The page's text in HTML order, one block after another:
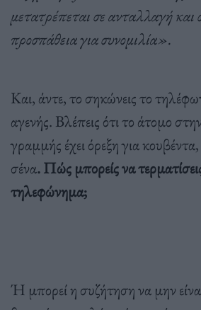
μετατρέπεται σε ανταλλαγή και
προσπάθεια για συνομιλία».
Και, άντε, το σηκώνεις το
αγενής. Βλέπεις ότι το άτομο
γραμμής έχει όρεξη για
σένα. Πώς μπορείς να
τηλεφώνημα;
Ή μπορεί η συζήτηση να μην